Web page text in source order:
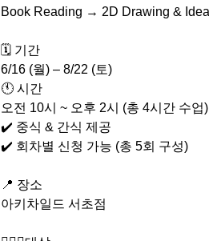
Book Reading → 2D Drawing &
🗓️ 기간
6/16 (월) – 8/22 (토)
🕚 시간
오전 10시 ~ 오후 2시 (총 4시간 수업)
✔️ 중식 & 간식 제공
✔️ 회차별 신청 가능 (총 5회 구성)
📍 장소
아키차일드 서초점